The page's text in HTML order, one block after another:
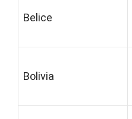
Belice
Bolivia